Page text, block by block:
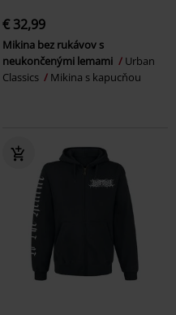
€ 32,99
Mikina bez rukávov s
neukončenými lemami
Urban
Classics
Mikina s kapucňou